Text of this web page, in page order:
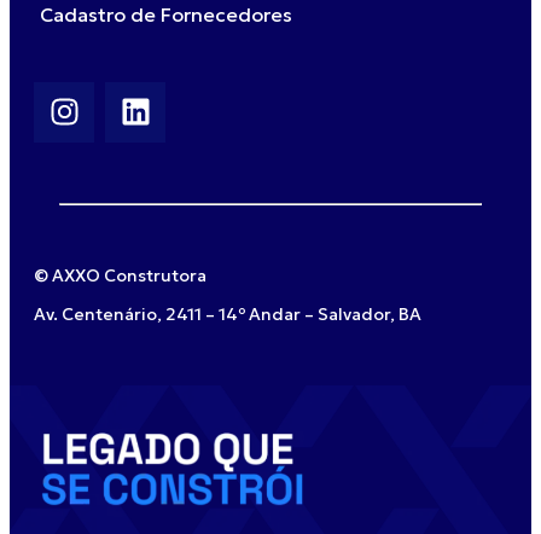
Cadastro de Fornecedores
© AXXO Construtora
Av. Centenário, 2411 – 14º Andar – Salvador, BA